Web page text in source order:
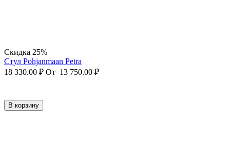
Скидка 25%
Стул Pohjanmaan Petra
18 330.00 ₽ От 13 750.00 ₽
В корзину